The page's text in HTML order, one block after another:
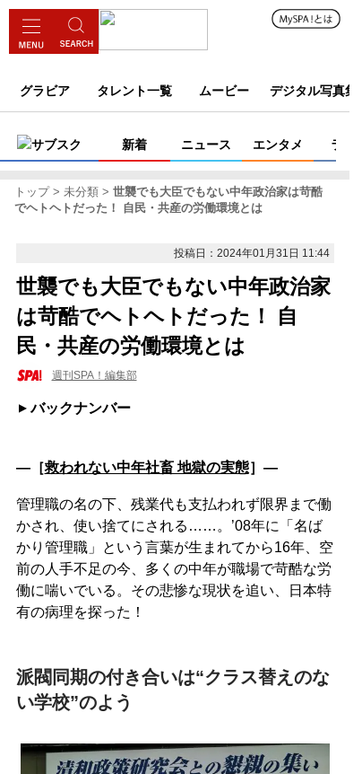
グラビア タレント一覧 ムービー デジタル写真集
サブスク 新着 ニュース エンタメ ライフ
トップ 未分類
世襲でも大臣でもない中年政治家は苛酷
でヘトヘトだった！ 自民・共産の労働環境とは
投稿日：2024年01月31日 11:44
世襲でも大臣でもない中年政治家
は苛酷でヘトヘトだった！ 自
民・共産の労働環境とは
週刊SPA！編集部
バックナンバー
―［救われない中年社畜 地獄の実態］―
管理職の名の下、残業代も支払われず限界まで働
かされ、使い捨てにされる……。’08年に「名ば
かり管理職」という言葉が生まれてから16年、空
前の人手不足の今、多くの中年が職場で苛酷な労
働に喘いでいる。その悲惨な現状を追い、日本特
有の病理を探った！
派閥同期の付き合いは“クラス替えのな
い学校”のよう